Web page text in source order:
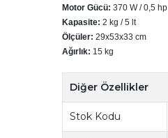
Motor Gücü: 370 W / 0,5 hp
Kapasite: 2 kg / 5 lt
Ölçüler: 29x53x33 cm
Ağırlık: 15 kg
Diğer Özellikler
Stok Kodu